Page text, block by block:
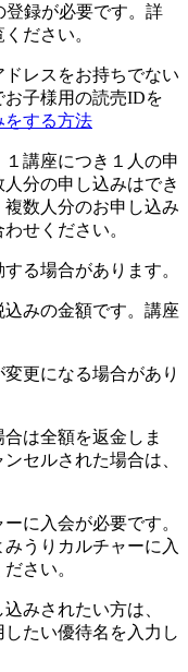
登録が必要です。詳
ださい。
レスをお持ちでない
子様用の読売IDを
をする方法
講座につき１人の申
分の申し込みはでき
数人分のお申し込み
せください。
る場合があります。
みの金額です。講座
更になる場合があり
は全額を返金しま
セルされた場合は、
に入会が必要です。
うりカルチャーに入
さい。
みされたい方は、
したい優待名を入力し